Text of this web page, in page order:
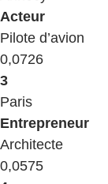
​Acteur
​Pilote d’avion
​0,0726
3
​Paris
​Entrepreneur
​Architecte
​0,0575